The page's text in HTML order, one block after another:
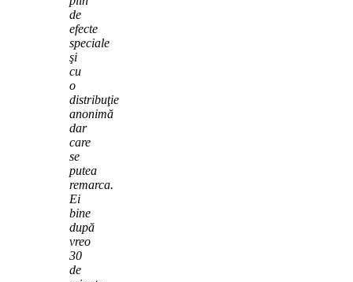
de
efecte
speciale
şi
cu
o
distribuţie
anonimă
dar
care
se
putea
remarca.
Ei
bine
după
vreo
30
de